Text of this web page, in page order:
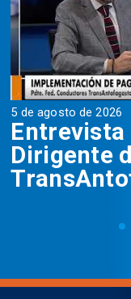
5 de agosto de 2026
Entrevista
Dirigente